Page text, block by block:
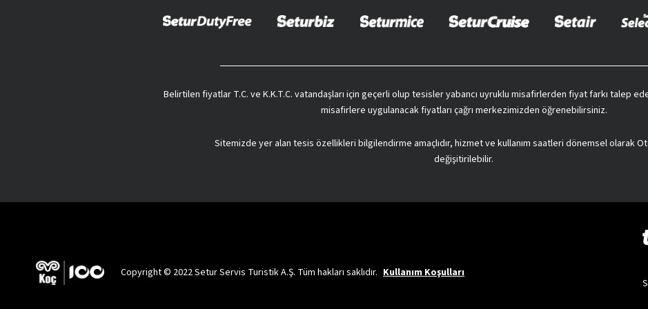
Tarihi Tapınaklar, Masmavi Plajlar: Sri Lanka'da Keşfetmeniz Gereken Yerler
Sri Lanka, büyüleyici tapınakları ve masmavi plajlarıyla keşfedilmeyi bekleyen eşsiz bir adadır. Tarihi derinlikleriyle göz kamaştıran antik yapılar,
Kolombo: Ülkenin hareketli yapısıyla bilinen başkenti Colombo, yepyeni olanaklar ve fırsatlar sunan bir bölgedir. Simge yapılarıyla cazibesi
kapsamında Ala Moana Bahçeleri'ni görebilir, ulusal müzeleri ziyaret edebilir, Gangaramaya Tapınağı'ndaki havayı
Dünya Mirası olarak korunan kent tarih meraklıları için tatmin edici bir deneyim bahşeder.
Sri Lanka turlarında deniz-kum-güneş üçlüsünün tadına varmak oldukça kolaydır. Yine de yapılabilecek yegane aktivite güneşlenmek ya da yüzmek ile
çok etkinlikten bazıları şunlardır:
Sigiriya Kaya Kalesi'ne Tırmanış: Antik krallığın 200 metre yükseklikteki bu dev kaya kalesine çıkın, aslan pençeleri ve fresklerle süslü tarihi
Belirtilen fiyatlar T.C. ve K.K.T.C. vatandaşları için geçerli olup tesisler yabancı uyruklu misafirlerden fiyat farkı talep
misafirlere uygulanacak fiyatları çağrı merkezimizden öğrenebilirsiniz.
Sitemizde yer alan tesis özellikleri bilgilendirme amaçlıdır, hizmet ve kullanım saatleri dönemsel olarak
değişitirilebilir.
Copyright © 2022 Setur Servis Turistik A.Ş. Tüm hakları saklıdır. Kullanım Koşulları